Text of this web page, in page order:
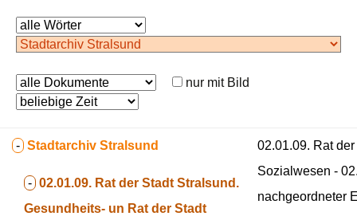
nur mit Bild
- Stadtarchiv Stralsund
- 02.01.09. Rat der Stadt Stralsund.
Gesundheits- un Rat der Stadt
02.01.09. Rat
Sozialwesen -
nachgeordneter